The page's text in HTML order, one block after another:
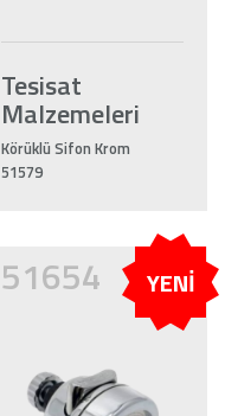
Tesisat
Malzemeleri
Körüklü Sifon Krom
51579
51654 YENİ